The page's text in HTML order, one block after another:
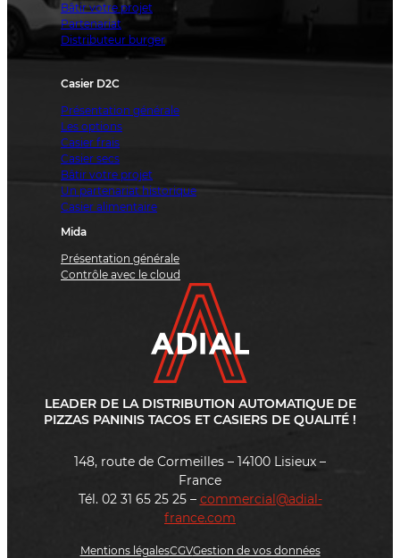
Bâtir votre projet
Partenariat
Distributeur burger
Casier D2C
Présentation générale
Les options
Casier frais
Casier secs
Bâtir votre projet
Un partenariat historique
Casier alimentaire
Mida
Présentation générale
Contrôle avec le cloud
LEADER DE LA DISTRIBUTION AUTOMATIQUE DE
PIZZAS PANINIS TACOS ET CASIERS DE QUALITÉ !
148, route de Cormeilles – 14100 Lisieux –
France
Tél. 02 31 65 25 25 – commercial@adial-
france.com
Mentions légalesCGVGestion de vos données